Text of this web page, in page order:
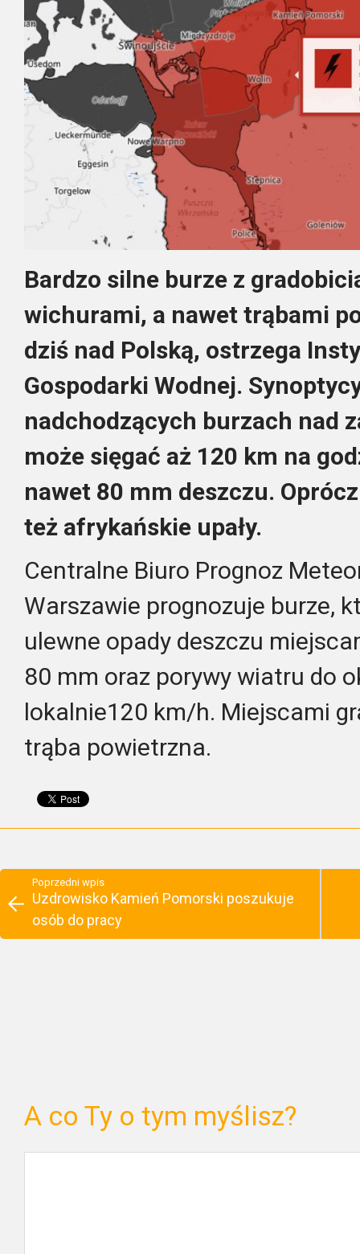
Bardzo silne burze z
wichurami, a nawet trąbami
dziś nad Polską, ostrzega
Gospodarki Wodnej.
nadchodzących burzach nad
może sięgać aż 120 km na
nawet 80 mm deszczu.
też afrykańskie upały.
Centralne Biuro Prognoz
Warszawie prognozuje burze,
ulewne opady deszczu
80 mm oraz porywy wiatru do
lokalnie120 km/h. Miejscami
trąba powietrzna.
Poprzedni wpis
Uzdrowisko Kamień Pomorski poszukuje
osób do pracy
A co Ty o tym myślisz?